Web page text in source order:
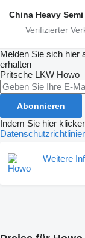
China Heavy
Melden Sie sich hier
erhalten
Pritsche LKW Howo
Abonnieren
Indem Sie hier
Weitere